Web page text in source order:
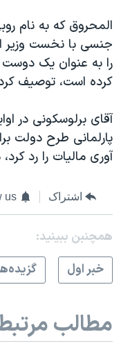
المحروق که به نام
جنسی با نخست وزیر
را به عنوان یک
کرده است، توصیف
آقای برلوسکونی در
پارلمانی طرح دولت
آوری ماليات را رد
اشتراک us
همچنبن ببینید:
خبر اول
مطالب